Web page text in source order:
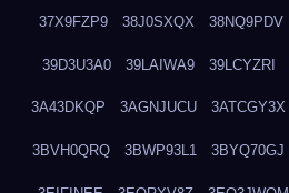
37X9FZP9 38J0SXQX 38NQ9PDV
39D3U3A0 39LAIWA9 39LCYZRI
3A43DKQP 3AGNJUCU 3ATCGY3X
3BVH0QRQ 3BWP93L1 3BYQ70GJ